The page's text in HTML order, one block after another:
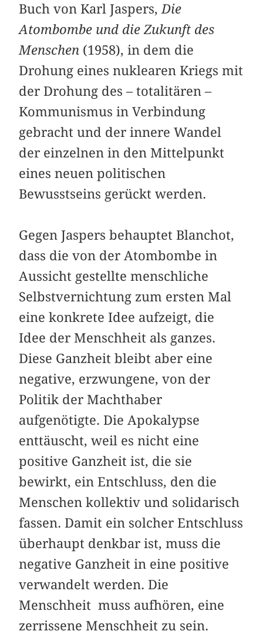
Buch von Karl Jaspers,Die
Atombombe und die Zukunft des
Menschen (1958), in dem die
Drohung eines nuklearen Kriegs mit
der Drohung des – totalitären –
Kommunismus in Verbindung
gebracht und der innere Wandel
der einzelnen in den Mittelpunkt
eines neuen politischen
Bewusstseins gerückt werden.
Gegen Jaspers behauptet Blanchot,
dass die von der Atombombe in
Aussicht gestellte menschliche
Selbstvernichtung zum ersten Mal
eine konkrete Idee aufzeigt, die
Idee der Menschheit als ganzes.
Diese Ganzheit bleibt aber eine
negative, erzwungene, von der
Politik der Machthaber
aufgenötigte. Die Apokalypse
enttäuscht, weil es nicht eine
positive Ganzheit ist, die sie
bewirkt, ein Entschluss, den die
Menschen kollektiv und solidarisch
fassen. Damit ein solcher Entschluss
überhaupt denkbar ist, muss die
negative Ganzheit in eine positive
verwandelt werden. Die
Menschheit muss aufhören, eine
zerrissene Menschheit zu sein.